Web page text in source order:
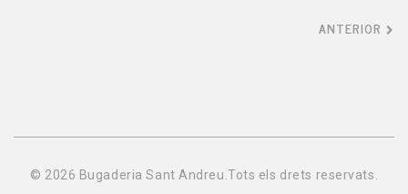
ANTERIOR
© 2026 Bugaderia Sant Andreu.Tots els drets reservats.